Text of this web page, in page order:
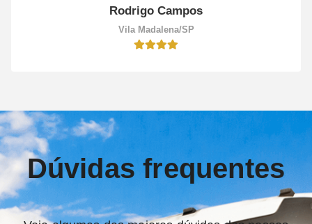
Rodrigo Campos
Vila Madalena/SP
Dúvidas frequentes